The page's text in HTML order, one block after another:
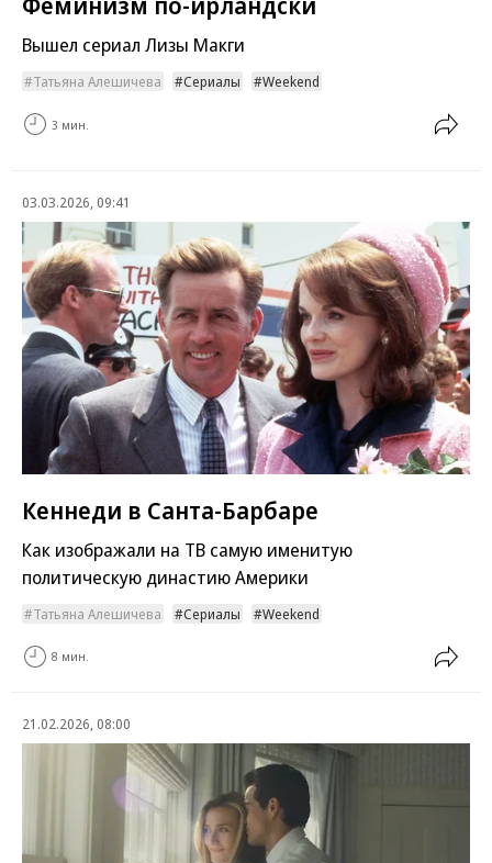
Вышел сериал Лизы Макги
Татьяна Алешичева Сериалы Weekend
3 мин.
03.03.2026, 09:41
Кеннеди в Санта-Барбаре
Как изображали на ТВ самую именитую
политическую династию Америки
Татьяна Алешичева Сериалы Weekend
8 мин.
21.02.2026, 08:00